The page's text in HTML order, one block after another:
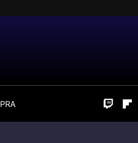
Twitch